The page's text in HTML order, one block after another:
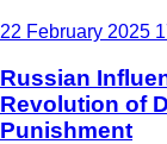
22 February 2025
Russian
Revolution of
Punishment